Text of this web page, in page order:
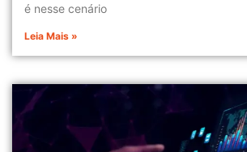
é nesse cenário
Leia Mais »